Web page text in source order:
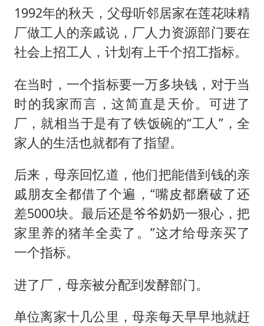
1992年的秋天，父母听邻居家在莲花味精
厂做工人的亲戚说，厂人力资源部门要在
社会上招工人，计划有上千个招工指标。
在当时，一个指标要一万多块钱，对于当
时的我家而言，这简直是天价。可进了
厂，就相当于是有了铁饭碗的“工人”，全
家人的生活也就都有了指望。
后来，母亲回忆道，他们把能借到钱的亲
戚朋友全都借了个遍，“嘴皮都磨破了还
差5000块。最后还是爷爷奶奶一狠心，把
家里养的猪羊全卖了。”这才给母亲买了
一个指标。
进了厂，母亲被分配到发酵部门。
单位离家十几公里，母亲每天早早地就赶